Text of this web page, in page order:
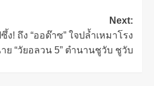
Next:
ง! ถึง “ออด๊าซ” ใจปล้ำเหมาโรง
ย “วัยอลวน 5” ตำนานชูวับ ชูวับ